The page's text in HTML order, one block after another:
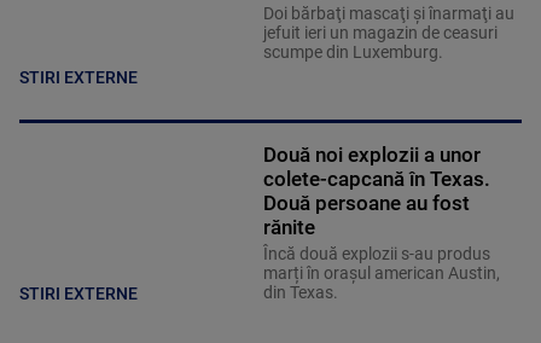
STIRI EXTERNE
Doi bărbaţi mascaţi şi înarmaţi au
jefuit ieri un magazin de ceasuri
scumpe din Luxemburg.
STIRI EXTERNE
Două noi explozii a unor
colete-capcană în Texas.
Două persoane au fost
rănite
Încă două explozii s-au produs
marți în oraşul american Austin,
din Texas.